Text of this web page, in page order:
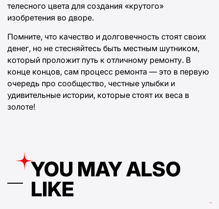
телесного цвета для создания «крутого»
изобретения во дворе.
Помните, что качество и долговечность стоят своих
денег, но не стесняйтесь быть местным шутником,
который проложит путь к отличному ремонту. В
конце концов, сам процесс ремонта — это в первую
очередь про сообщество, честные улыбки и
удивительные истории, которые стоят их веса в
золоте!
YOU MAY ALSO
LIKE